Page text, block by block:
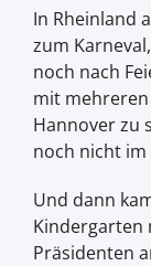
In Rheinland
zum
noch nach
mit
Hannover zu
noch nicht
Und dann
Kindergarten
Präsidenten